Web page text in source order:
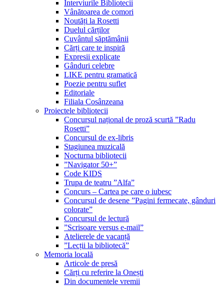
Interviurile Bibliotecii
Vânătoarea de comori
Noutăți la Rosetti
Duelul cărților
Cuvântul săptămânii
Cărți care te inspiră
Expresii explicate
Gânduri celebre
LIKE pentru gramatică
Poezie pentru suflet
Editoriale
Filiala Cosânzeana
Proiectele bibliotecii
Concursul național de proză scurtă ”Radu
Rosetti”
Concursul de ex-libris
Stagiunea muzicală
Nocturna bibliotecii
”Navigator 50+”
Code KIDS
Trupa de teatru ”Alfa”
Concurs – Cartea pe care o iubesc
Concursul de desene ”Pagini fermecate, gânduri
colorate”
Concursul de lectură
”Scrisoare versus e-mail”
Atelierele de vacanță
”Lecții la bibliotecă”
Memoria locală
Articole de presă
Cărți cu referire la Onești
Din documentele vremii